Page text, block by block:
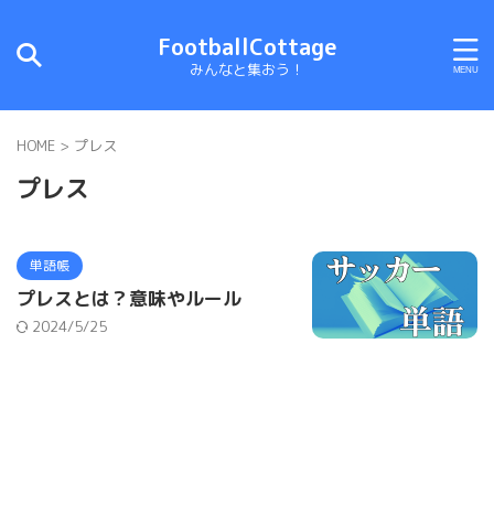
FootballCottage
みんなと集おう！
HOME > プレス
プレス
単語帳
プレスとは？意味やルール
2024/5/25